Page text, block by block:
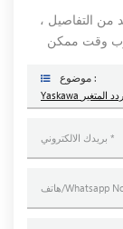
من التفاصيل ،
موضوع :